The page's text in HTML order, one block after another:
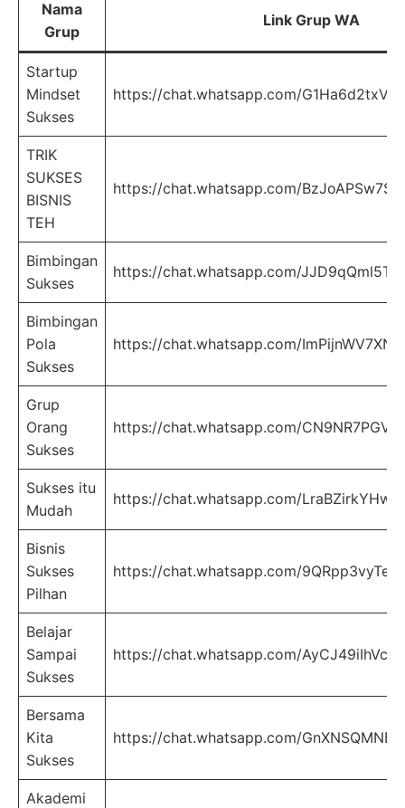
Nama
Grup
Link Grup WA
Startup
Mindset
Sukses
https://chat.whatsapp.com/
TRIK
SUKSES
BISNIS
TEH
https://chat.whatsapp.com/
Bimbingan
Sukses
https://chat.whatsapp.com/
Bimbingan
Pola
Sukses
https://chat.whatsapp.com/
Grup
Orang
Sukses
https://chat.whatsapp.com/
Sukses itu
Mudah
https://chat.whatsapp.com/
Bisnis
Sukses
Pilhan
https://chat.whatsapp.com/
Belajar
Sampai
Sukses
https://chat.whatsapp.com/
Bersama
Kita
Sukses
https://chat.whatsapp.com/
Akademi